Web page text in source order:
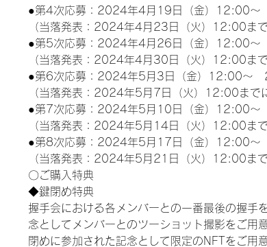
●第4次応募：2024年4月19日（金）12:00
（当落発表：2024年4月23日（火）12:00まで
●第5次応募：2024年4月26日（金）12:00
（当落発表：2024年4月30日（火）12:00まで
●第6次応募：2024年5月3日（金）12:00～
（当落発表：2024年5月7日（火）12:00まで
●第7次応募：2024年5月10日（金）12:00
（当落発表：2024年5月14日（火）12:00まで
●第8次応募：2024年5月17日（金）12:00
（当落発表：2024年5月21日（火）12:00まで
〇ご購入特典
◆鍵閉め特典
握手会における各メンバーとの一番最後の握手
念としてメンバーとのツーショット撮影をご用
閉めに参加された記念として限定のNFTをご用